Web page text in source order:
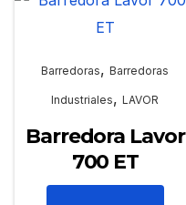
Barredoras,Barredoras
Industriales,LAVOR
Barredora Lavor
700 ET